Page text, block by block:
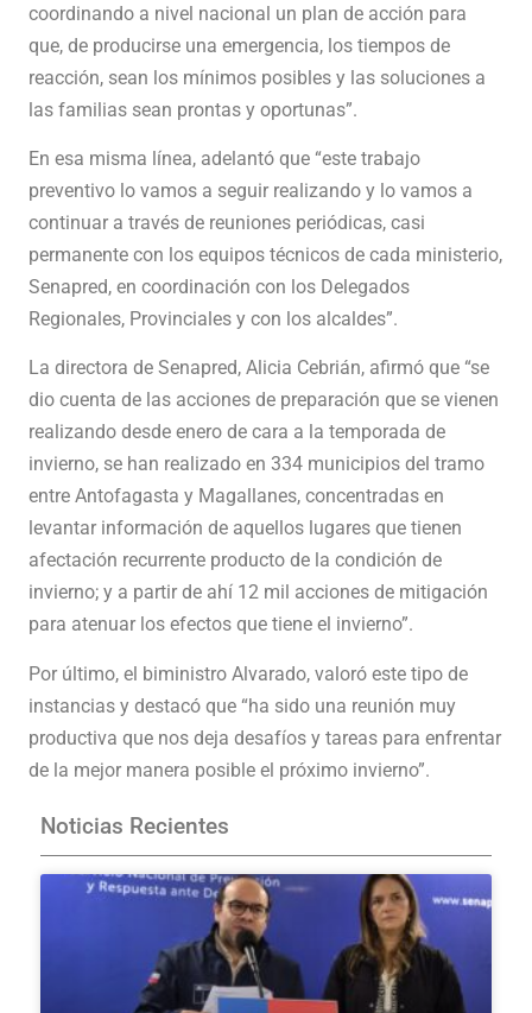
coordinando a nivel nacional un plan de acción para
que, de producirse una emergencia, los tiempos de
reacción, sean los mínimos posibles y las soluciones a
las familias sean prontas y oportunas”.
En esa misma línea, adelantó que “este trabajo
preventivo lo vamos a seguir realizando y lo vamos a
continuar a través de reuniones periódicas, casi
permanente con los equipos técnicos de cada ministerio,
Senapred, en coordinación con los Delegados
Regionales, Provinciales y con los alcaldes”.
La directora de Senapred, Alicia Cebrián, afirmó que “se
dio cuenta de las acciones de preparación que se vienen
realizando desde enero de cara a la temporada de
invierno, se han realizado en 334 municipios del tramo
entre Antofagasta y Magallanes, concentradas en
levantar información de aquellos lugares que tienen
afectación recurrente producto de la condición de
invierno; y a partir de ahí 12 mil acciones de mitigación
para atenuar los efectos que tiene el invierno”.
Por último, el biministro Alvarado, valoró este tipo de
instancias y destacó que “ha sido una reunión muy
productiva que nos deja desafíos y tareas para enfrentar
de la mejor manera posible el próximo invierno”.
Noticias Recientes